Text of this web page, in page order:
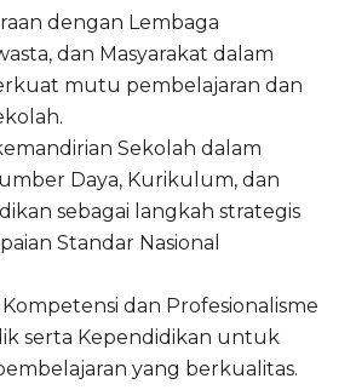
dengan Lembaga
dan Masyarakat dalam
mutu pembelajaran dan
Sekolah dalam
Daya, Kurikulum, dan
sebagai langkah strategis
Standar Nasional
dan Profesionalisme
serta Kependidikan untuk
yang berkualitas.